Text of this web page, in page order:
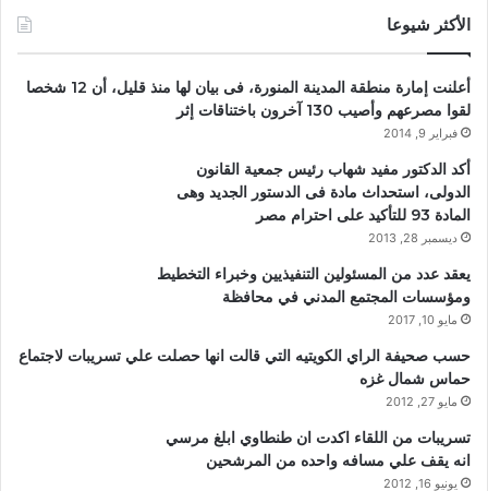
الأكثر شيوعا
أعلنت إمارة منطقة المدينة المنورة، فى بيان لها منذ قليل، أن 12 شخصا
لقوا مصرعهم وأصيب 130 آخرون باختناقات إثر
فبراير 9, 2014
أكد الدكتور مفيد شهاب رئيس جمعية القانون
الدولى، استحداث مادة فى الدستور الجديد وهى
المادة 93 للتأكيد على احترام مصر
ديسمبر 28, 2013
يعقد عدد من المسئولين التنفيذيين وخبراء التخطيط
ومؤسسات المجتمع المدني في محافظة
مايو 10, 2017
حسب صحيفة الراي الكويتيه التي قالت انها حصلت علي تسريبات لاجتماع
حماس شمال غزه
مايو 27, 2012
تسريبات من اللقاء اكدت ان طنطاوي ابلغ مرسي
انه يقف علي مسافه واحده من المرشحين
يونيو 16, 2012